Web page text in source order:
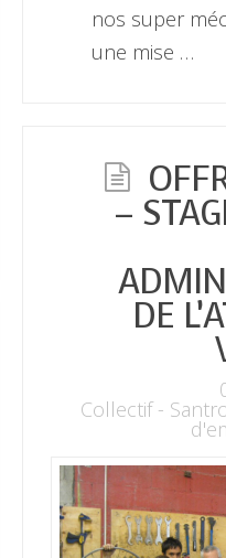
nos super
une mise …
–
DE
Collectif -